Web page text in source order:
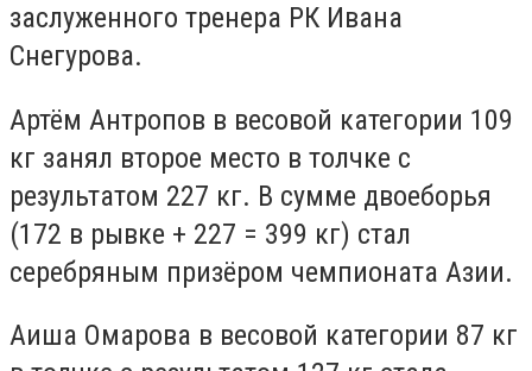
заслуженного тренера РК Ивана
Снегурова.
Артём Антропов в весовой категории 109
кг занял второе место в толчке с
результатом 227 кг. В сумме двоеборья
(172 в рывке + 227 = 399 кг) стал
серебряным призёром чемпионата Азии.
Аиша Омарова в весовой категории 87 кг